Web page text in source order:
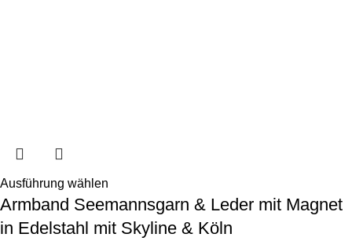
Ausführung wählen
Armband Seemannsgarn & Leder mit Magnet
in Edelstahl mit Skyline & Köln